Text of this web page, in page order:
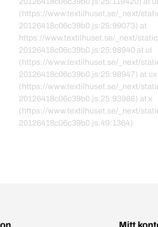
(https://www.textilhuset.se/_next/
20126418c06c39b0.js:25:99073) at
https://www.textilhuset.se/_next/
20126418c06c39b0.js:25:98940 at uI
(https://www.textilhuset.se/_next/
20126418c06c39b0.js:25:98947) at ux
(https://www.textilhuset.se/_next/
20126418c06c39b0.js:25:93986) at x
(https://www.textilhuset.se/_next/
20126418c06c39b0.js:49:1364)